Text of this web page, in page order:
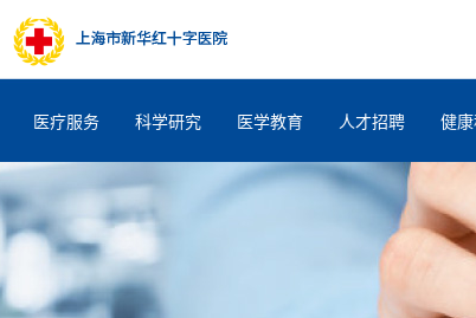
医疗服务 科学研究 医学教育 人才招聘 健